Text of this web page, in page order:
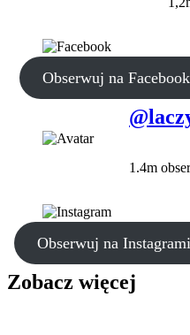
Obserwuj na
1.4m
Obserwuj na
Zobacz więcej